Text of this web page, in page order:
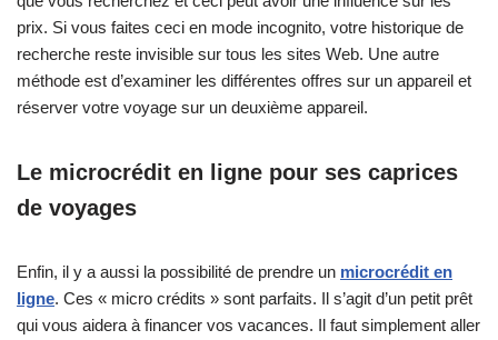
prix. Si vous faites ceci en mode incognito, votre historique de
recherche reste invisible sur tous les sites Web. Une autre
méthode est d’examiner les différentes offres sur un appareil et
réserver votre voyage sur un deuxième appareil.
Le microcrédit en ligne pour ses caprices
de voyages
Enfin, il y a aussi la possibilité de prendre un microcrédit en
ligne. Ces « micro crédits » sont parfaits. Il s’agit d’un petit prêt
qui vous aidera à financer vos vacances. Il faut simplement aller